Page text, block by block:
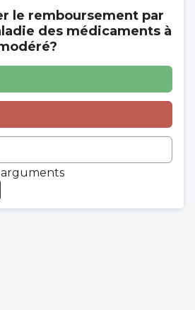
le remboursement par
des médicaments à